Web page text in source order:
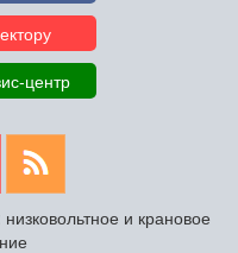
центр
и крановое